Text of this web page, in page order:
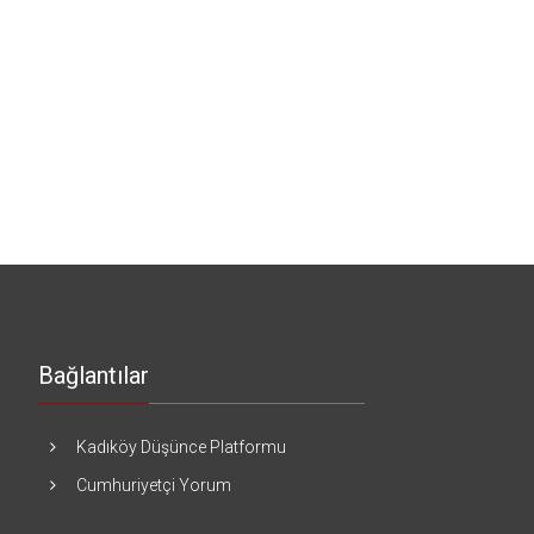
Bağlantılar
Kadıköy Düşünce Platformu
Cumhuriyetçi Yorum